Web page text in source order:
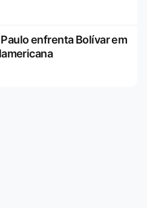
Paulo enfrenta Bolívar em